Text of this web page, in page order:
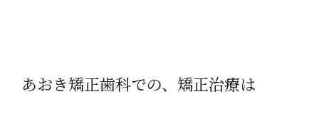
あおき矯正歯科での、矯正治療は